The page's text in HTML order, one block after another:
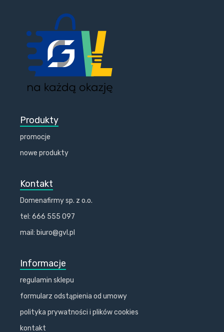
Produkty
promocje
nowe produkty
Kontakt
Domenafirmy sp. z o.o.
tel: 666 555 097
mail: biuro@gvl.pl
Informacje
regulamin sklepu
formularz odstąpienia od umowy
polityka prywatności i plików cookies
kontakt